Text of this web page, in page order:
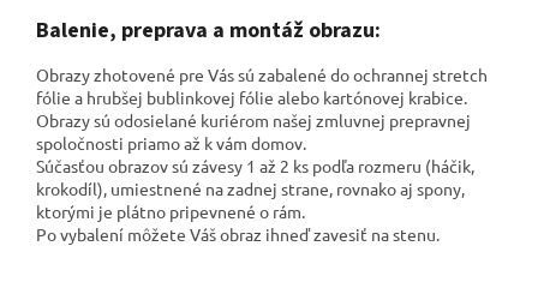
Balenie, preprava a montáž obrazu:
Obrazy zhotovené pre Vás sú zabalené do ochrannej stretch
fólie a hrubšej bublinkovej fólie alebo kartónovej krabice.
Obrazy sú odosielané kuriérom našej zmluvnej prepravnej
spoločnosti priamo až k vám domov.
Súčasťou obrazov sú závesy 1 až 2 ks podľa rozmeru (háčik,
krokodíl), umiestnené na zadnej strane, rovnako aj spony,
ktorými je plátno pripevnené o rám.
Po vybalení môžete Váš obraz ihneď zavesiť na stenu.